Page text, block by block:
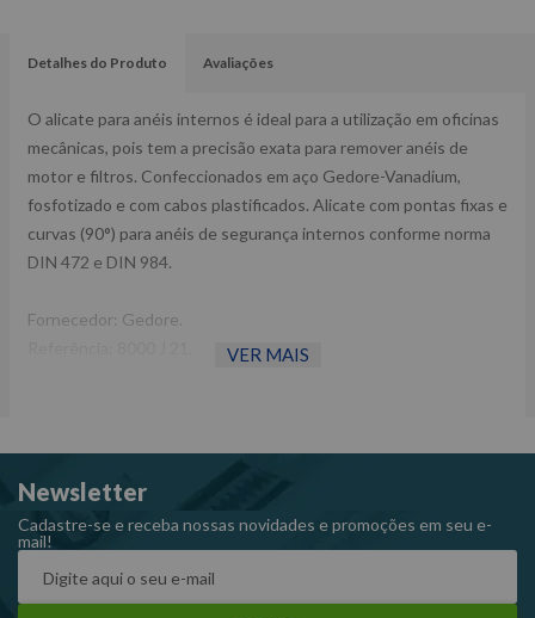
Detalhes do Produto Avaliações
O alicate para anéis internos é ideal para a utilização em oficinas
mecânicas, pois tem a precisão exata para remover anéis de
motor e filtros. Confeccionados em aço Gedore-Vanadium,
fosfotizado e com cabos plastificados. Alicate com pontas fixas e
curvas (90°) para anéis de segurança internos conforme norma
DIN 472 e DIN 984.
Fornecedor: Gedore.
VER MAIS
Newsletter
Cadastre-se e receba nossas novidades e promoções em seu e-
mail!